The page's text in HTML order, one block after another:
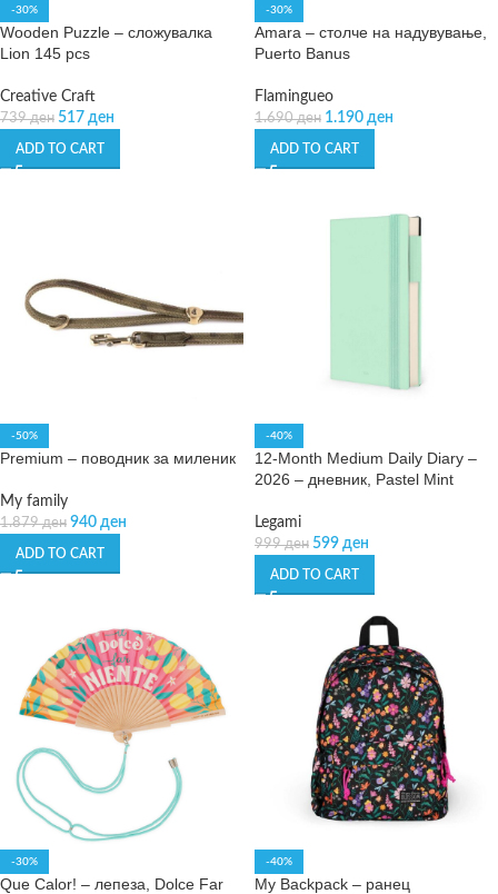
-30%
Wooden Puzzle – сложувалка
Lion 145 pcs
Creative Craft
739ден 517 ден
ADD TO CART
-30%
Amara – столче на надувување,
Puerto Banus
Flamingueo
1.690ден 1.190 ден
ADD TO CART
-50%
Premium – поводник за миленик
My family
1.879ден 940 ден
ADD TO CART
-40%
12-Month Medium Daily Diary –
2026 – дневник, Pastel Mint
Legami
999ден 599 ден
ADD TO CART
-30%
Que Calor! – лепеза, Dolce Far
-40%
My Backpack – ранец